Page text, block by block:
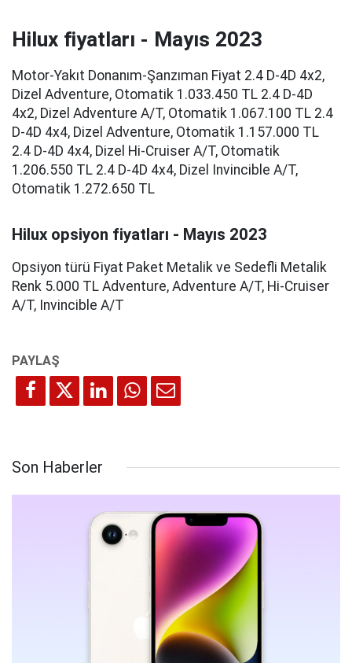
Hilux fiyatları - Mayıs 2023
Motor-Yakıt Donanım-Şanzıman Fiyat 2.4 D-4D 4x2,
Dizel Adventure, Otomatik 1.033.450 TL 2.4 D-4D
4x2, Dizel Adventure A/T, Otomatik 1.067.100 TL 2.4
D-4D 4x4, Dizel Adventure, Otomatik 1.157.000 TL
2.4 D-4D 4x4, Dizel Hi-Cruiser A/T, Otomatik
1.206.550 TL 2.4 D-4D 4x4, Dizel Invincible A/T,
Otomatik 1.272.650 TL
Hilux opsiyon fiyatları - Mayıs 2023
Opsiyon türü Fiyat Paket Metalik ve Sedefli Metalik
Renk 5.000 TL Adventure, Adventure A/T, Hi-Cruiser
A/T, Invincible A/T
Son Haberler